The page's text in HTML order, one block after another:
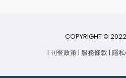
COPYRIGHT ©
| 刊登政策| 服務條款 | 隱